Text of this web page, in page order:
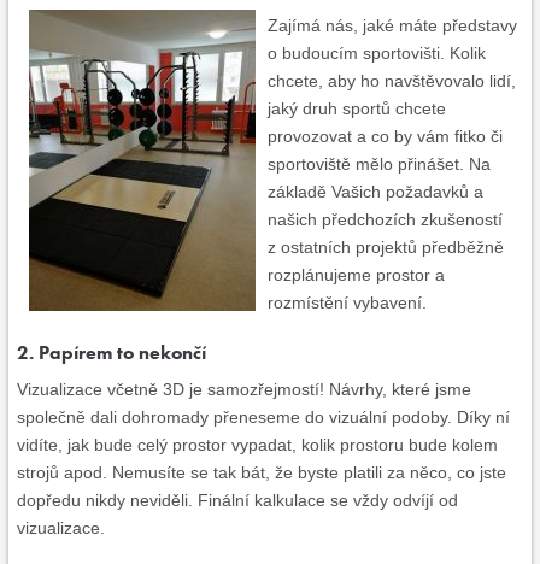
Zajímá nás, jaké máte představy
o budoucím sportovišti. Kolik
chcete, aby ho navštěvovalo lidí,
jaký druh sportů chcete
provozovat a co by vám fitko či
sportoviště mělo přinášet. Na
základě Vašich požadavků a
našich předchozích zkušeností
z ostatních projektů předběžně
rozplánujeme prostor a
rozmístění vybavení.
2. Papírem to nekončí
Vizualizace včetně 3D je samozřejmostí! Návrhy, které jsme
společně dali dohromady přeneseme do vizuální podoby. Díky ní
vidíte, jak bude celý prostor vypadat, kolik prostoru bude kolem
strojů apod. Nemusíte se tak bát, že byste platili za něco, co jste
dopředu nikdy neviděli. Finální kalkulace se vždy odvíjí od
vizualizace.